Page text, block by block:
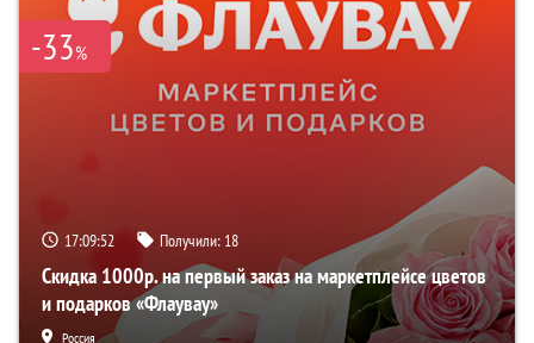
-33%
17:09:51 Получили: 18
Скидка 1000р. на первый заказ на маркетплейсе цветов
и подарков «Флаувау»
Россия